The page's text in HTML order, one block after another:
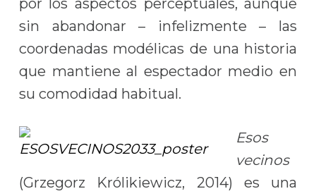
por los aspectos perceptuales, aunque
sin abandonar – infelizmente – las
coordenadas modélicas de una historia
que mantiene al espectador medio en
su comodidad habitual.
Esos
vecinos
(Grzegorz Królikiewicz, 2014) es una